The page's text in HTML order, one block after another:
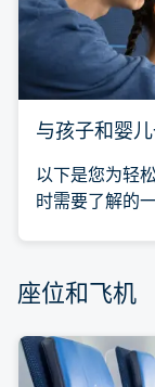
与孩子和婴
以下是您为轻
时需要了解的
座位和飞机